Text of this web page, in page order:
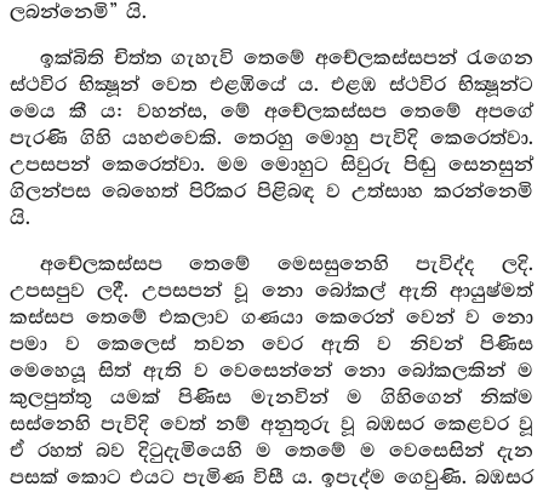
ලබන්නෙමි” යි.
ඉක්බිති චිත්ත ගැහැවි තෙමේ අචේලකස්සපන් රැගෙන
ස්ථවිර භික්‍ෂූන් වෙත එළඹියේ ය. එළඹ ස්ථවිර භික්‍ෂූන්ට
මෙය කී ය: වහන්ස, මේ අචේලකස්සප තෙමේ අපගේ
පැරණි ගිහි යහළුවෙකි. තෙරහු මොහු පැවිදි කෙරෙත්වා.
උපසපන් කෙරෙත්වා. මම මොහුට සිවුරු පිඬු සෙනසුන්
ගිලන්පස බෙහෙත් පිරිකර පිළිබඳ ව උත්සාහ කරන්නෙමි
යි.
අචේලකස්සප තෙමේ මෙසසුනෙහි පැවිද්ද ලදි.
උපසපුව ලදී. උපසපන් වූ නො බෝකල් ඇති ආයුෂ්මත්
කස්සප තෙමේ එකලාව ගණයා කෙරෙන් වෙන් ව නො
පමා ව කෙලෙස් තවන වෙර ඇති ව නිවන් පිණිස
මෙහෙයූ සිත් ඇති ව වෙසෙන්නේ නො බෝකලකින් ම
කුලපුත්තු යමක් පිණිස මැනවින් ම ගිහිගෙන් නික්ම
සස්නෙහි පැවිදි වෙත් නම් අනුතුරු වූ බඹසර කෙළවර වූ
ඒ රහත් බව දිටුදැමියෙහි ම තෙමේ ම වෙසෙසින් දැන
පසක් කොට එයට පැමිණ විසී ය. ඉපැද්ම ගෙවුණි. බඹසර